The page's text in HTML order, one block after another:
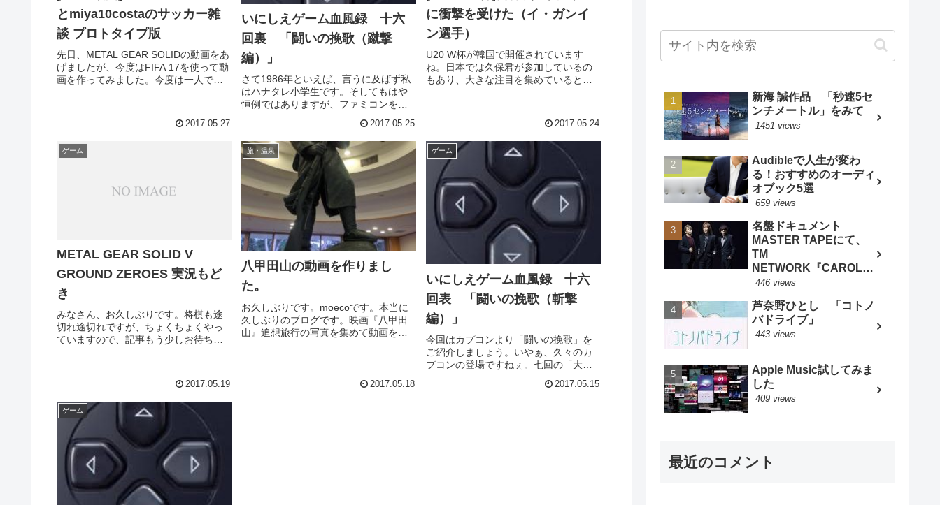
とmiya10costaのサッカー雑
談 プロトタイプ版
先日、METAL GEAR SOLIDの動画をあ
げましたが、今度はFIFA 17を使って動
画を作ってみました。今度は一人では
てくださっていた「miya10costa」さん
2017.05.27
いにしえゲーム血風録 十六
回裏 「闘いの挽歌（蹴撃
編）」
さて1986年といえば、言うに及ばず私
はハナタレ小学生です。そしてもはや
恒例ではありますが、ファミコンを持
ってませんでした。ですから当然、人
様のウチで「闘いの挽歌」に出会うこ
とになるわけです。いつもと同じ流れ
ですね。なのでさっさと友人宅の場...
2017.05.25
に衝撃を受けた（イ・ガンイ
ン選手）
U20 W杯が韓国で開催されています
ね。日本では久保君が参加しているの
もあり、大きな注目を集めていると思
としました。一方開催国韓国もバルセ
ロナの下部組織に所属するイ・スンウ...
2017.05.24
ゲーム
METAL GEAR SOLID V
GROUND ZEROES 実況もど
き
みなさん、お久しぶりです。将棋も途
切れ途切れですが、ちょくちょくやっ
ていますので、記事もう少しお待ちく
2017.05.19
旅・温泉
八甲田山の動画を作りまし
た。
お久しぶりです。moecoです。本当に
久しぶりのブログです。映画『八甲田
山』追想旅行の写真を集めて動画を作
真しか載せなかったのを反省して、動
2017.05.18
ゲーム
いにしえゲーム血風録 十六
回表 「闘いの挽歌（斬撃
編）」
今回はカプコンより「闘いの挽歌」を
ご紹介しましょう。いやぁ、久々のカ
プコンの登場ですねぇ。七回の「大魔
勘定に入れません）。 格ゲーやベル
2017.05.15
ゲーム
新海 誠作品 「秒速5セ
ンチメートル」をみて
1451 views
Audibleで人生が変わ
る！おすすめのオーディ
オブック5選
659 views
名盤ドキュメント
MASTER TAPEにて、
TM
NETWORK『CAROL』
特集 - BARKS音楽ニュ
446 views
芦奈野ひとし 「コトノ
バドライブ」
443 views
Apple Music試してみま
した
409 views
最近のコメント